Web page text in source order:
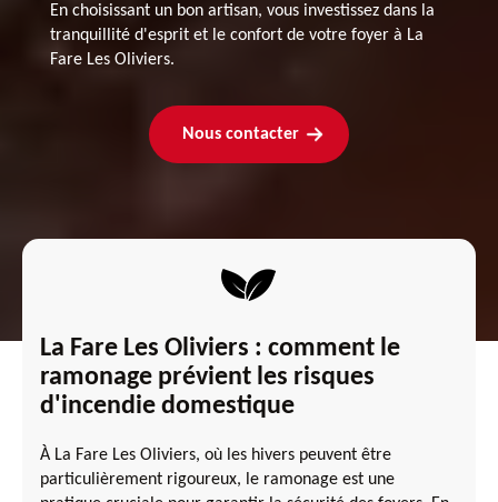
En choisissant un bon artisan, vous investissez dans la
tranquillité d'esprit et le confort de votre foyer à La
Fare Les Oliviers.
Nous contacter
La Fare Les Oliviers : comment le
ramonage prévient les risques
d'incendie domestique
À La Fare Les Oliviers, où les hivers peuvent être
particulièrement rigoureux, le ramonage est une